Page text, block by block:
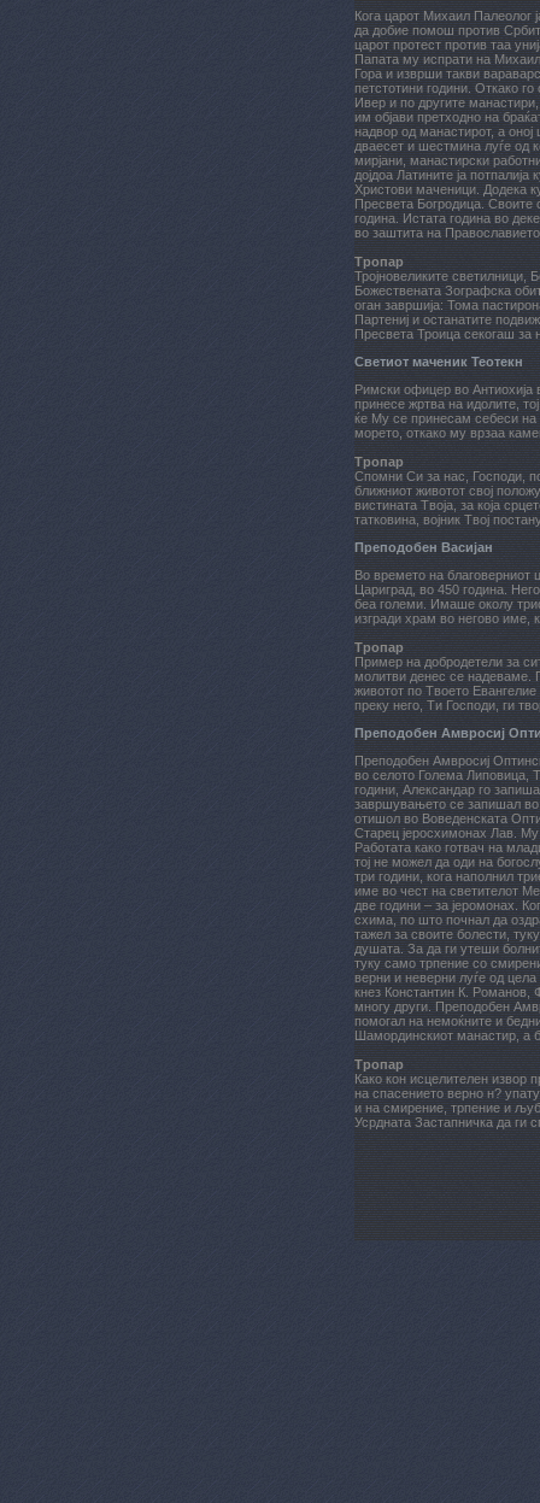
Кога царот Михаил Палеолог
да добие помош против
царот протест против таа
Папата му испрати на
Гора и изврши такви
петстотини години. Откако
Ивер и по другите
им објави претходно на
надвор од манастирот, а
дваесет и шестмина луѓе од
мирјани, манастирски
дојдоа Латините ја
Христови маченици. Додека
Пресвета Богродица. Своите
година. Истата година во
во заштита на
Тропар
Тројновеликите светилници,
Божествената Зографска
оган завршија: Тома
Партениј и останатите
Пресвета Троица секогаш за
Светиот маченик Теотекн
Римски офицер во Антиохија
принесе жртва на идолите,
ќе Му се принесам себеси на
морето, откако му врзаа
Тропар
Спомни Си за нас, Господи,
ближниот животот свој
вистината Твоја, за која
татковина, војник Твој
Преподобен Васијан
Во времето на благоверниот
Цариград, во 450 година.
беа големи. Имаше околу
изгради храм во негово име,
Тропар
Пример на добродетели за
молитви денес се надеваме.
животот по Твоето
преку него, Ти Господи, ги
Преподобен Амвросиј
Преподобен Амвросиј
во селото Голема Липовица,
години, Александар го
завршувањето се запишал во
отишол во Воведенската
Старец јеросхимонах Лав.
Работата како готвач на
тој не можел да оди на
три години, кога наполнил
име во чест на светителот
две години – за јеромонах.
схима, по што почнал да
тажел за своите болести,
душата. За да ги утеши
туку само трпение со
верни и неверни луѓе од цела
кнез Константин К. Романов,
многу други. Преподобен
помогал на немоќните и
Шамординскиот манастир, а
Тропар
Како кон исцелителен извор
на спасението верно н?
и на смирение, трпение и
Усрдната Застапничка да ги